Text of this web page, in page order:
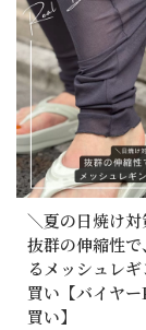
＼夏の日焼け
抜群の伸縮性
るメッシュレ
買い【バイヤ
買い】